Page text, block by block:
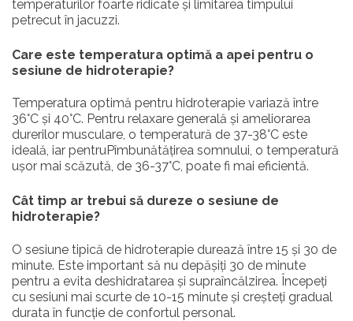
temperaturilor foarte ridicate și limitarea timpului
petrecut în jacuzzi.
Care este temperatura optimă a apei pentru o
sesiune de hidroterapie?
Temperatura optimă pentru hidroterapie variază între
36°C și 40°C. Pentru relaxare generală și ameliorarea
durerilor musculare, o temperatură de 37-38°C este
ideală, iar pentruPîmbunătățirea somnului, o temperatură
ușor mai scăzută, de 36-37°C, poate fi mai eficientă.
Cât timp ar trebui să dureze o sesiune de
hidroterapie?
O sesiune tipică de hidroterapie durează între 15 și 30 de
minute. Este important să nu depășiți 30 de minute
pentru a evita deshidratarea și supraîncălzirea. Începeți
cu sesiuni mai scurte de 10-15 minute și creșteți gradual
durata în funcție de confortul personal.